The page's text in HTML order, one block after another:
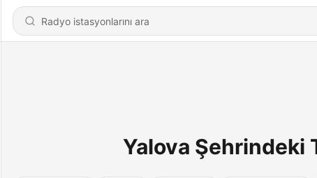
Yalova Şehrindeki